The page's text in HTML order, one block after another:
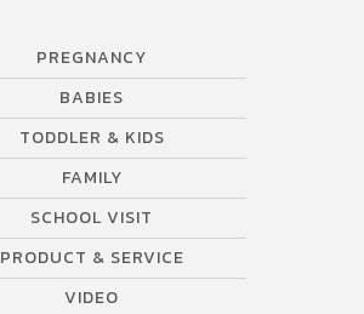
PREGNANCY
BABIES
TODDLER & KIDS
FAMILY
SCHOOL VISIT
PRODUCT & SERVICE
VIDEO